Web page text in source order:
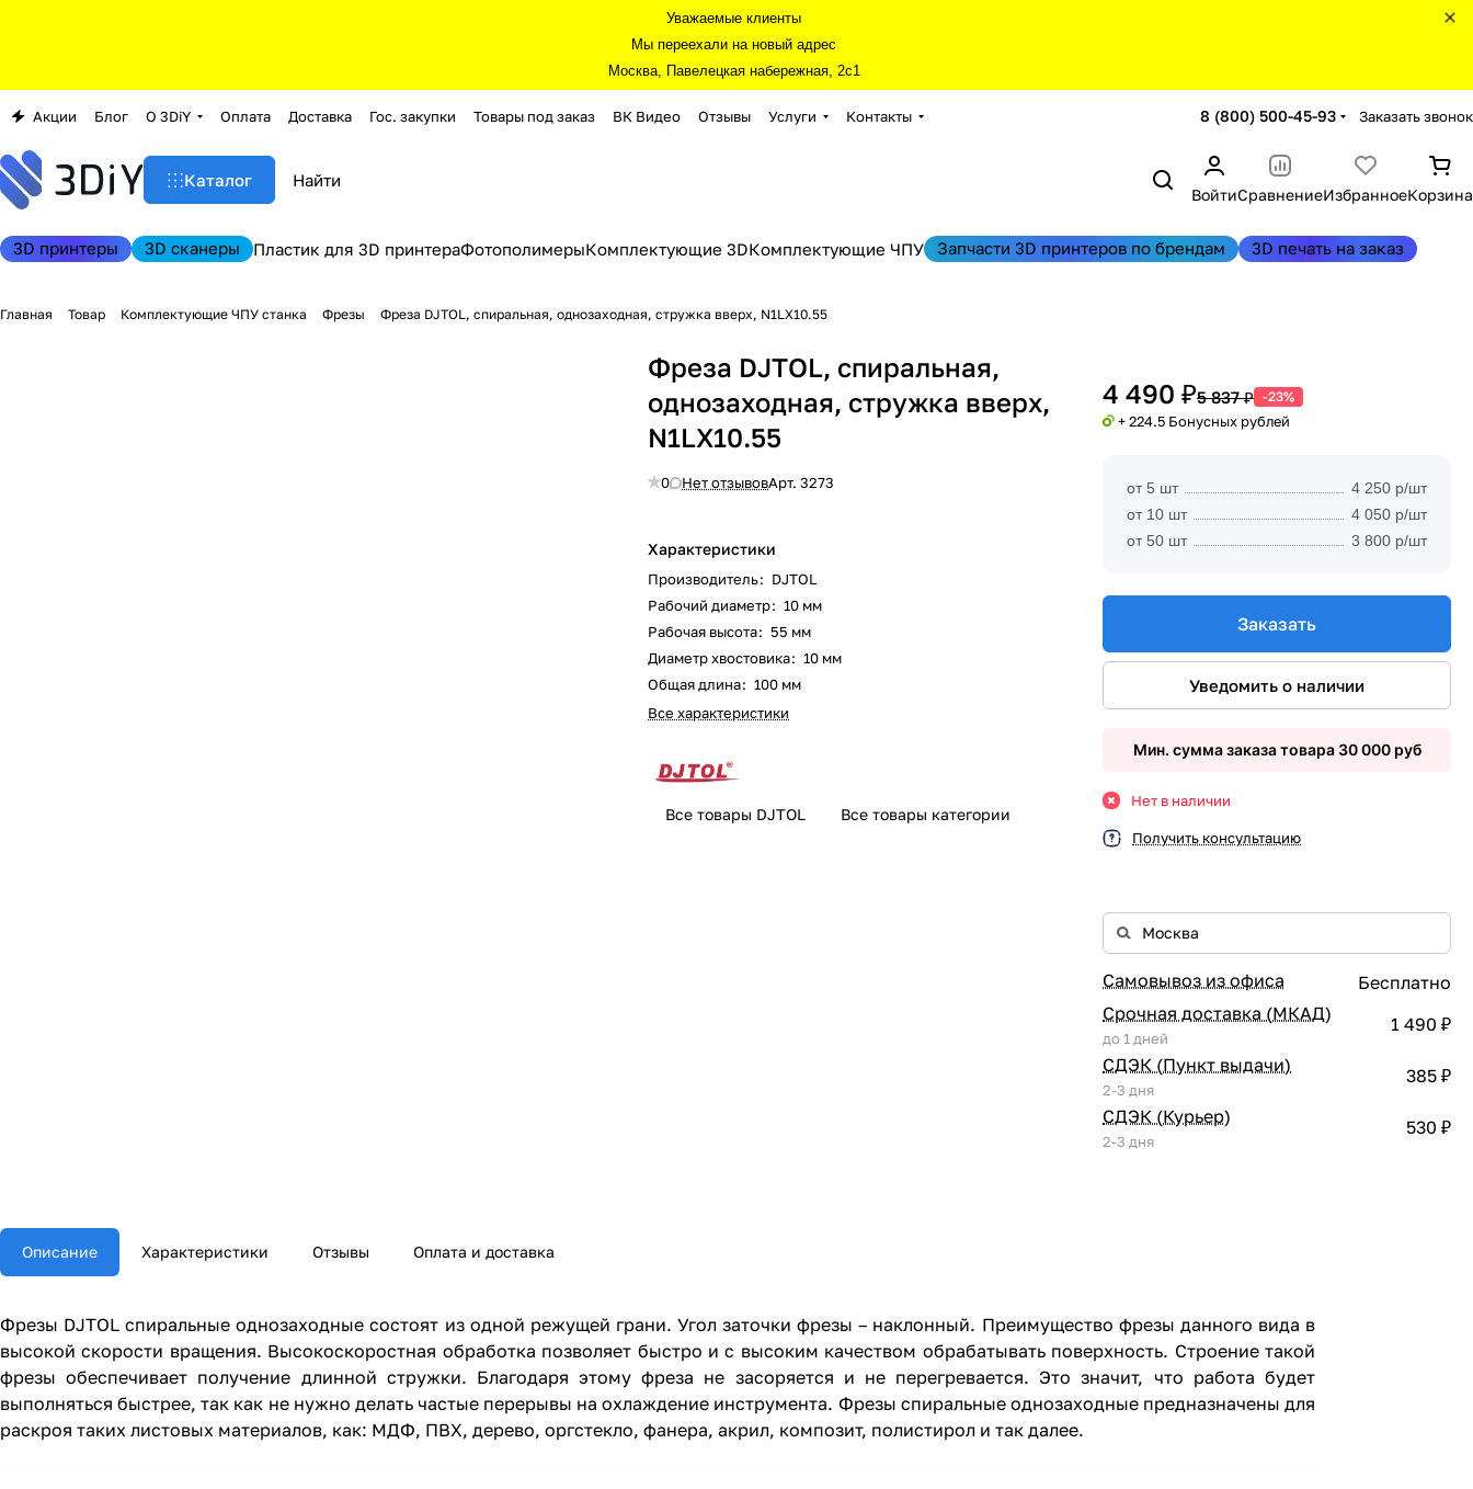
Уважаемые клиенты
Мы переехали на новый адрес
Москва, Павелецкая набережная, 2с1
Акции Блог О 3DiY Оплата Доставка Гос. закупки Товары под заказ ВК Видео Отзывы Услуги Контакты 8 (800) 500-45-93 Заказать звонок
Каталог
ВойтиСравнениеИзбранноеКорзина
3D принтеры 3D сканеры Пластик для 3D принтераФотополимерыКомплектующие 3DКомплектующие ЧПУ Запчасти 3D принтеров по брендам 3D печать на заказ
Главная Товар Комплектующие ЧПУ станка Фрезы Фреза DJTOL, спиральная, однозаходная, стружка вверх, N1LX10.55
Фреза DJTOL, спиральная,
однозаходная, стружка вверх,
N1LX10.55
0 Нет отзывовАрт.3273
Характеристики
Производитель: DJTOL
Рабочий диаметр: 10 мм
Рабочая высота: 55 мм
Диаметр хвостовика: 10 мм
Общая длина: 100 мм
Все характеристики
Все товары DJTOL Все товары категории
4 490 ₽5 837 ₽ -23%
+ 224.5 Бонусных рублей
от 5 шт
4 250 р/шт
от 10 шт
4 050 р/шт
от 50 шт
3 800 р/шт
Заказать
Уведомить о наличии
Мин. сумма заказа товара 30 000 руб
Нет в наличии
Получить консультацию
Самовывоз из офиса
Бесплатно
Срочная доставка (МКАД)
до 1 дней
1 490 ₽
СДЭК (Пункт выдачи)
2-3 дня
385 ₽
СДЭК (Курьер)
2-3 дня
530 ₽
Описание Характеристики Отзывы Оплата и доставка
Фрезы DJTOL спиральные однозаходные состоят из одной режущей грани. Угол заточки фрезы – наклонный. Преимущество фрезы данного вида в
высокой скорости вращения. Высокоскоростная обработка позволяет быстро и с высоким качеством обрабатывать поверхность. Строение такой
фрезы обеспечивает получение длинной стружки. Благодаря этому фреза не засоряется и не перегревается. Это значит, что работа будет
выполняться быстрее, так как не нужно делать частые перерывы на охлаждение инструмента. Фрезы спиральные однозаходные предназначены для
раскроя таких листовых материалов, как: МДФ, ПВХ, дерево, оргстекло, фанера, акрил, композит, полистирол и так далее.